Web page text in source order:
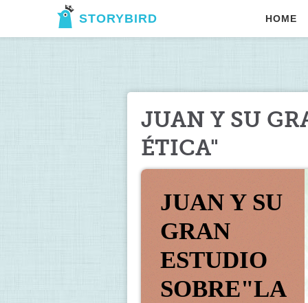
STORYBIRD HOME
JUAN Y SU
ÉTICA"
JUAN Y SU
GRAN
ESTUDIO
SOBRE"LA